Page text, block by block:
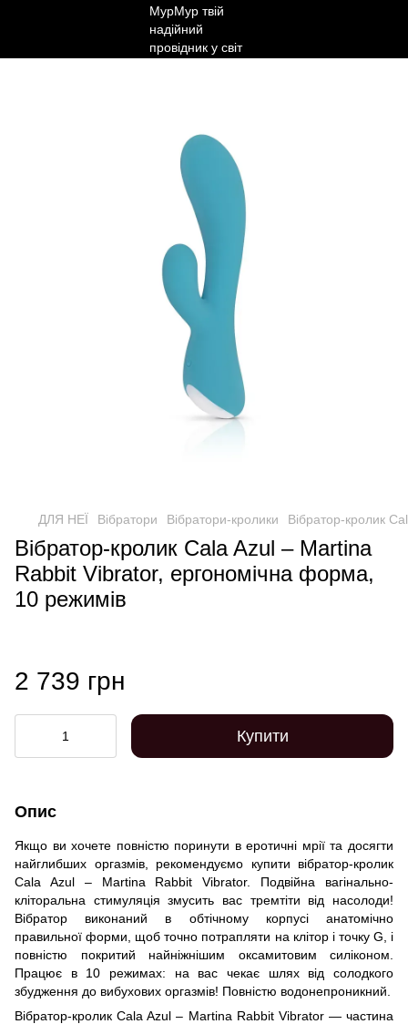
ДЛЯ НЕЇ Вібратори Вібратори-кролики Вібратор-кролик
Вібратор-кролик Cala Azul – Martina
Rabbit Vibrator, ергономічна форма,
10 режимів
2 739 грн
Купити
Опис
Якщо ви хочете повністю поринути в еротичні мрії та досягти
найглибших оргазмів, рекомендуємо купити вібратор-кролик
Cala Azul – Martina Rabbit Vibrator. Подвійна вагінально-
кліторальна стимуляція змусить вас тремтіти від насолоди!
Вібратор виконаний в обтічному корпусі анатомічно
правильної форми, щоб точно потрапляти на клітор і точку G, і
повністю покритий найніжнішим оксамитовим силіконом.
Працює в 10 режимах: на вас чекає шлях від солодкого
збудження до вибухових оргазмів! Повністю водонепроникний.
Вібратор-кролик Cala Azul – Martina Rabbit Vibrator — частина